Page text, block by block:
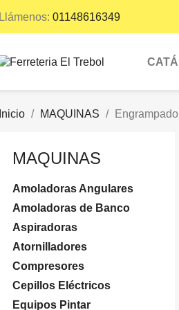
Llámenos: 01148616349
Inicio MAQUINAS
MAQUINAS
Amoladoras Angulares
Amoladoras de Banco
Aspiradoras
Atornilladores
Compresores
Cepillos Eléctricos
Equipos Pintar